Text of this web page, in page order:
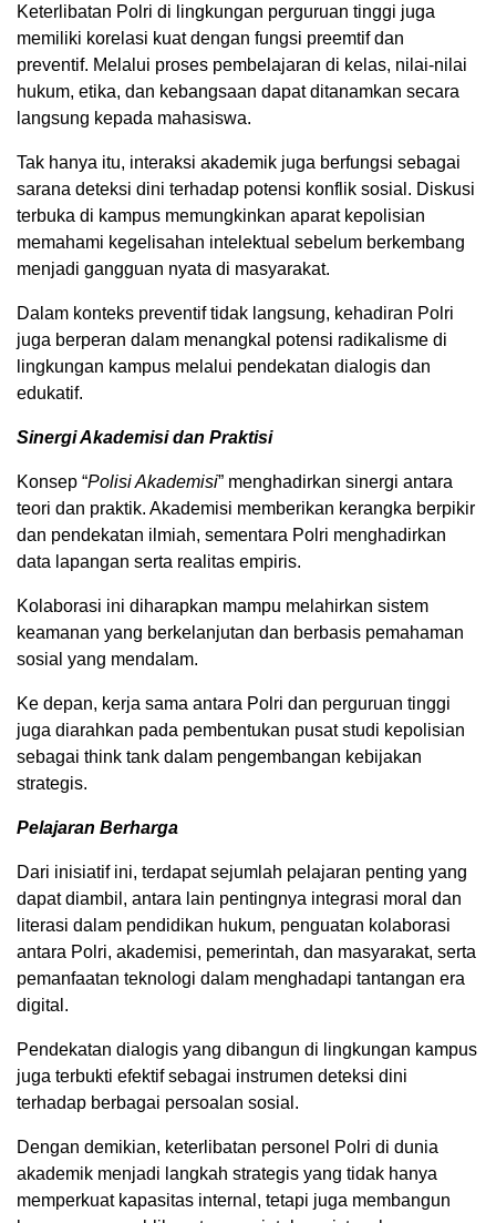
Keterlibatan Polri di lingkungan perguruan tinggi juga
memiliki korelasi kuat dengan fungsi preemtif dan
preventif. Melalui proses pembelajaran di kelas, nilai-nilai
hukum, etika, dan kebangsaan dapat ditanamkan secara
langsung kepada mahasiswa.
Tak hanya itu, interaksi akademik juga berfungsi sebagai
sarana deteksi dini terhadap potensi konflik sosial. Diskusi
terbuka di kampus memungkinkan aparat kepolisian
memahami kegelisahan intelektual sebelum berkembang
menjadi gangguan nyata di masyarakat.
Dalam konteks preventif tidak langsung, kehadiran Polri
juga berperan dalam menangkal potensi radikalisme di
lingkungan kampus melalui pendekatan dialogis dan
edukatif.
Sinergi Akademisi dan Praktisi
Konsep “Polisi Akademisi” menghadirkan sinergi antara
teori dan praktik. Akademisi memberikan kerangka berpikir
dan pendekatan ilmiah, sementara Polri menghadirkan
data lapangan serta realitas empiris.
Kolaborasi ini diharapkan mampu melahirkan sistem
keamanan yang berkelanjutan dan berbasis pemahaman
sosial yang mendalam.
Ke depan, kerja sama antara Polri dan perguruan tinggi
juga diarahkan pada pembentukan pusat studi kepolisian
sebagai think tank dalam pengembangan kebijakan
strategis.
Pelajaran Berharga
Dari inisiatif ini, terdapat sejumlah pelajaran penting yang
dapat diambil, antara lain pentingnya integrasi moral dan
literasi dalam pendidikan hukum, penguatan kolaborasi
antara Polri, akademisi, pemerintah, dan masyarakat, serta
pemanfaatan teknologi dalam menghadapi tantangan era
digital.
Pendekatan dialogis yang dibangun di lingkungan kampus
juga terbukti efektif sebagai instrumen deteksi dini
terhadap berbagai persoalan sosial.
Dengan demikian, keterlibatan personel Polri di dunia
akademik menjadi langkah strategis yang tidak hanya
memperkuat kapasitas internal, tetapi juga membangun